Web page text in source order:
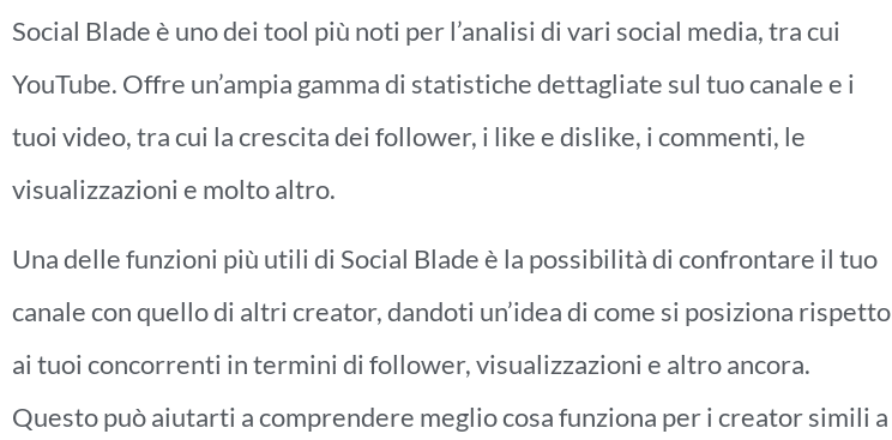
Social Blade è uno dei tool più noti per l’analisi di vari social media, tra cui
YouTube. Offre un’ampia gamma di statistiche dettagliate sul tuo canale e i
tuoi video, tra cui la crescita dei follower, i like e dislike, i commenti, le
visualizzazioni e molto altro.
Una delle funzioni più utili di Social Blade è la possibilità di confrontare il tuo
canale con quello di altri creator, dandoti un’idea di come si posiziona rispetto
ai tuoi concorrenti in termini di follower, visualizzazioni e altro ancora.
Questo può aiutarti a comprendere meglio cosa funziona per i creator simili a